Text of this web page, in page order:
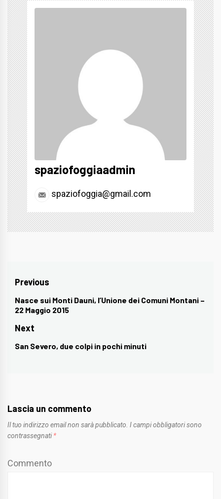
spaziofoggiaadmin
spaziofoggia@gmail.com
Navigazione
articoli
Previous
Previous
post:
Nasce sui Monti Dauni, l’Unione dei Comuni Montani –
22 Maggio 2015
Next
Next
San Severo, due colpi in pochi minuti
Lascia un commento
Il tuo indirizzo email non sarà pubblicato. I campi obbligatori sono
contrassegnati *
Commento